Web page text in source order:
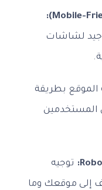
لشاشات
الموقع بطريقة
المستخدمين
توجيه
إلى موقعك وما